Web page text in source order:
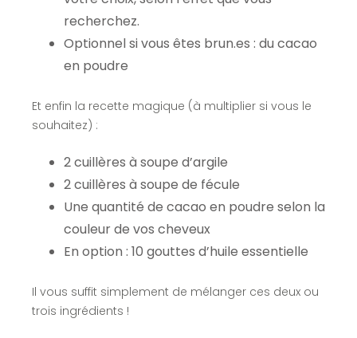
recherchez.
Optionnel si vous êtes brun.es : du cacao
en poudre
Et enfin la recette magique (à multiplier si vous le
souhaitez) :
2 cuillères à soupe d’argile
2 cuillères à soupe de fécule
Une quantité de cacao en poudre selon la
couleur de vos cheveux
En option : 10 gouttes d’huile essentielle
Il vous suffit simplement de mélanger ces deux ou
trois ingrédients !